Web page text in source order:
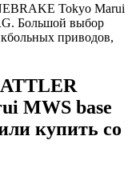
Tokyo Marui
Большой выбор
приводов,
MWS base
купить со